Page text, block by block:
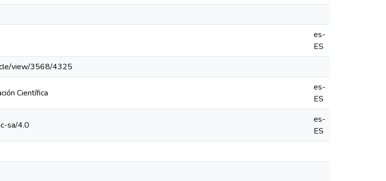
es-
ES
view/3568/4325
Científica
es-
ES
sa/4.0
es-
ES